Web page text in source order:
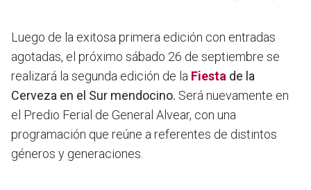
Luego de la exitosa primera edición con entradas
agotadas, el próximo sábado 26 de septiembre se
realizará la segunda edición de la Fiesta de la
Cerveza en el Sur mendocino. Será nuevamente en
el Predio Ferial de General Alvear, con una
programación que reúne a referentes de distintos
géneros y generaciones.